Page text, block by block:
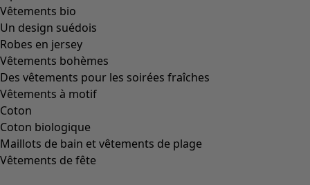
Vêtements bio
Un design suédois
Robes en jersey
Vêtements bohèmes
Des vêtements pour les soirées fraîches
Vêtements à motif
Coton
Coton biologique
Maillots de bain et vêtements de plage
Vêtements de fête